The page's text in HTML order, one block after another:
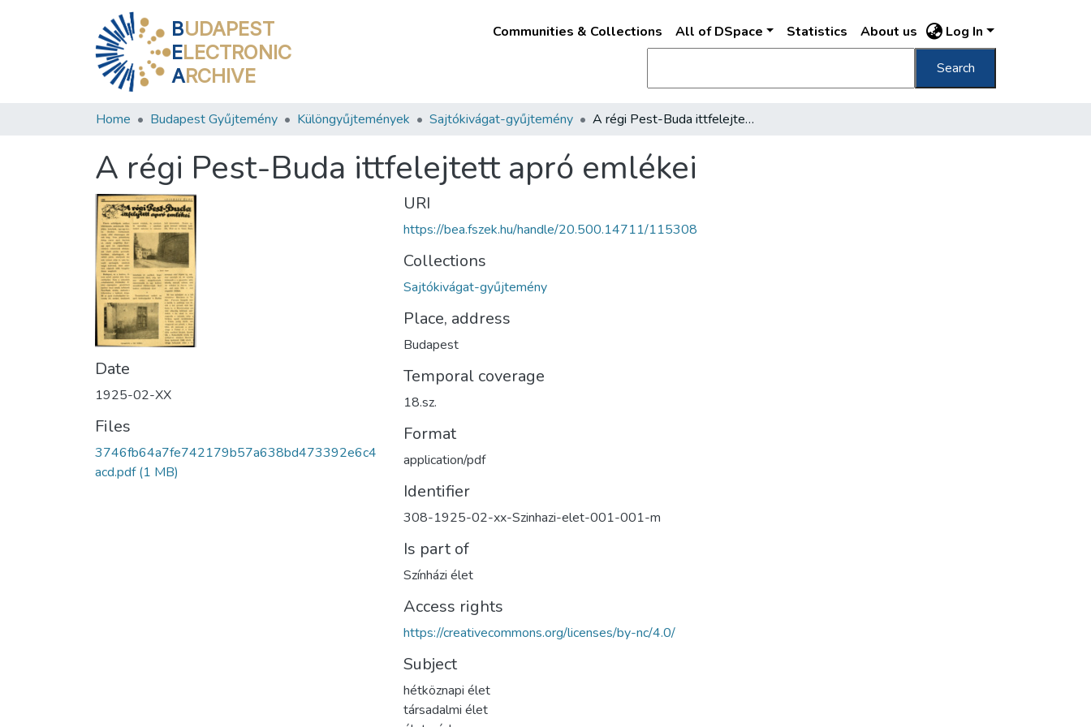
BUDAPEST
ELECTRONIC
ARCHIVE
Communities & Collections All of DSpace Statistics About us Log In
Search
Home Budapest Gyűjtemény Különgyűjtemények Sajtókivágat-gyűjtemény A régi Pest-Buda ittfelejtett apró emlékei
A régi Pest-Buda ittfelejtett apró emlékei
Date
1925-02-XX
Files
3746fb64a7fe742179b57a638bd473392e6c4
acd.pdf(1 MB)
URI
https://bea.fszek.hu/handle/20.500.14711/115308
Collections
Sajtókivágat-gyűjtemény
Place, address
Budapest
Temporal coverage
18.sz.
Format
application/pdf
Identifier
308-1925-02-xx-Szinhazi-elet-001-001-m
Is part of
Színházi élet
Access rights
https://creativecommons.org/licenses/by-nc/4.0/
Subject
hétköznapi élet
társadalmi élet